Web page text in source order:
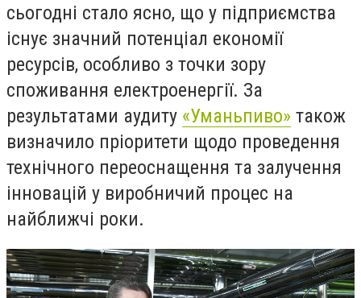
сьогодні стало ясно, що у підприємства
існує значний потенціал економії
ресурсів, особливо з точки зору
споживання електроенергії. За
результатами аудиту «Уманьпиво» також
визначило пріоритети щодо проведення
технічного переоснащення та залучення
інновацій у виробничий процес на
найближчі роки.